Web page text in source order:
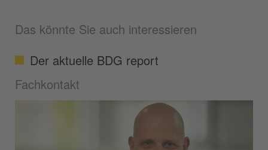
Das könnte Sie auch interessieren
Der aktuelle BDG report
Fachkontakt